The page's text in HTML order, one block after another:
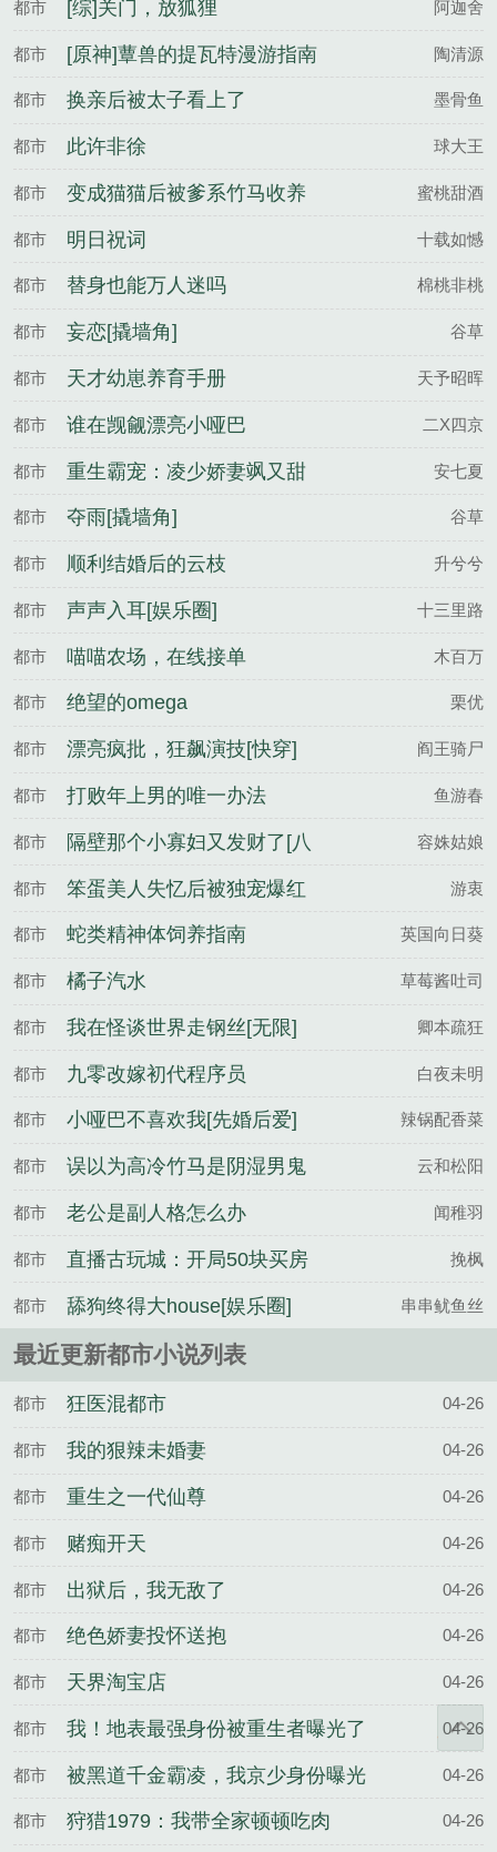
都市 [综]关门，放狐狸 阿迦舍
都市 [原神]蕈兽的提瓦特漫游指南 陶清源
都市 换亲后被太子看上了 墨骨鱼
都市 此许非徐 球大王
都市
变成猫猫后被爹系竹马收养
了
蜜桃甜酒
都市 明日祝词 十载如憾
都市 替身也能万人迷吗 棉桃非桃
都市 妄恋[撬墙角] 谷草
都市 天才幼崽养育手册 天予昭晖
都市 谁在觊觎漂亮小哑巴 二X四京
都市 重生霸宠：凌少娇妻飒又甜 安七夏
都市 夺雨[撬墙角] 谷草
都市 顺利结婚后的云枝 升兮兮
都市 声声入耳[娱乐圈] 十三里路
都市 喵喵农场，在线接单 木百万
都市 绝望的omega 栗优
都市 漂亮疯批，狂飙演技[快穿] 阎王骑尸
都市 打败年上男的唯一办法 鱼游春
都市
隔壁那个小寡妇又发财了[八
零]
容姝姑娘
都市
笨蛋美人失忆后被独宠爆红
[娱乐圈]
游衷
都市 蛇类精神体饲养指南 英国向日葵
都市 橘子汽水 草莓酱吐司
都市 我在怪谈世界走钢丝[无限] 卿本疏狂
都市 九零改嫁初代程序员 白夜未明
都市 小哑巴不喜欢我[先婚后爱] 辣锅配香菜
都市 误以为高冷竹马是阴湿男鬼 云和松阳
都市 老公是副人格怎么办 闻稚羽
都市
直播古玩城：开局50块买房
买车！
挽枫
都市 舔狗终得大house[娱乐圈] 串串鱿鱼丝
最近更新都市小说列表
都市 狂医混都市 04-26
都市 我的狠辣未婚妻 04-26
都市 重生之一代仙尊 04-26
都市 赌痴开天 04-26
都市 出狱后，我无敌了 04-26
都市 绝色娇妻投怀送抱 04-26
都市 天界淘宝店 04-26
都市 我！地表最强身份被重生者曝光了 04-26
都市 被黑道千金霸凌，我京少身份曝光 04-26
都市 狩猎1979：我带全家顿顿吃肉 04-26